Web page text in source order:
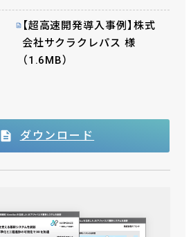
【超高速開発導入事例】株式
会社サクラクレパス 様
（1.6MB）
ダウンロード